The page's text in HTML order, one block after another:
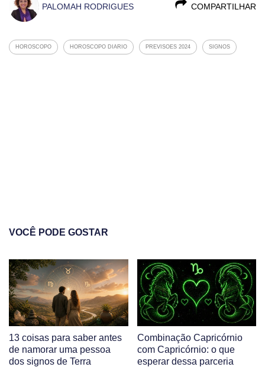
COMPARTILHAR
PALOMAH RODRIGUES
HOROSCOPO HOROSCOPO DIARIO PREVISOES 2024 SIGNOS
VOCÊ PODE GOSTAR
13 coisas para saber antes
de namorar uma pessoa
dos signos de Terra
Combinação Capricórnio
com Capricórnio: o que
esperar dessa parceria